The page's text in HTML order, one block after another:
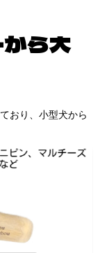
から大
おり、小型犬から